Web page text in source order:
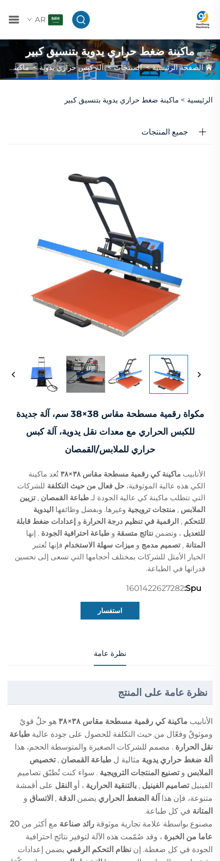
AR
ماكينة ضغط حراري يدوية بتنسيق كبير
الصفحة الرئيسية>المنتجات>آلة كبس حراري يدوية>ماكينة ضغط حراري يدوية بتنسيق كبير
الرئيسية > ماكينة ضغط حراري يدوية بتنسيق كبير
جميع المنتجات
مكواة رقمية مسطحة مقاس 38×38 سم، آلة جديدة
للكبس الحراري مع معدات نقل يدوية، آلة كبس
حراري للملابس/القمصان
الأنابيب ماكينة كي رقمية مسطحة مقاس ٣٨×٣٨
تُعد ماكينة
الكي هذه عالية الموثوقية، حل فعال من حيث التكلفة للشركات
التي تتطلب ماكينة كي عالية الجودة لـ طباعة القمصان ,تزيين
الملابس , منتجات ترويجية وغيرها. وبفضل وظائفها اليدوية
للتحكم , الرقمية في تنظيم درجة الحرارة و إعدادات ضغط قابلة
للتعديل ، وتضمن نتائج متسقة و طباعة احترافية الجودة . إنها
المتانة ,تصميم مدمج و ميزات سهلة الاستخدام فإنها تُعتبر
الخيار الأمثل للشركات بمختلف أحجامها التي تسعى إلى تحسين
قدراتها في الطباعة.
Spu:
1601422627282
استفسار
نظرة عامة
نظرة عامة على المنتج
الأنابيب ماكينة كي رقمية مسطحة مقاس ٣٨×٣٨
هو حلٌ قويٌ
وموثوقٌ وفعّال من حيث التكلفة للحصول على جودة عالية طباعة
نقل الحرارة . مصمم للشركات الصغيرة والمتوسطة الحجم، هذا
آلة ضغط حراري يدوية مثالية ل طباعة القمصان ,تخصيص
الملابس وتصنيع المنتجات الترويجية . سواء كنت تُطبّق تصاميم
الفينيلتصاميم الفينيل , بالتنقية الحرارية ، أو النقل على أقمشة
متنوعة، فإن هذا
آلة الضغط الحراري يضمن الدقة , الاتساق و
المتانة في كل طباعة.
مصنوع بواسطة علامة تجارية موثوقة رائد صناعة مع أكثر من 20
عاما من الخبرة ، وقد صُمّمت هذه الآلة لتوفير نتائج احترافية
الجودة في كل ضغطة. إن نظام التحكم الرقمي يضمن إعدادات